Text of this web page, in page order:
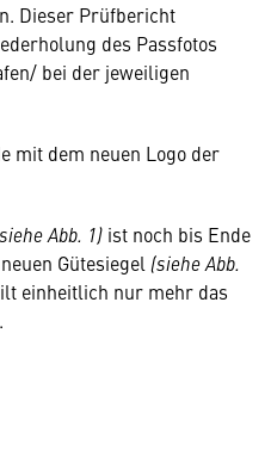
Dieser Prüfbericht
des Passfotos
bei der jeweiligen
mit dem neuen Logo der
Abb. 1) ist noch bis Ende
Gütesiegel (siehe Abb.
einheitlich nur mehr das
.